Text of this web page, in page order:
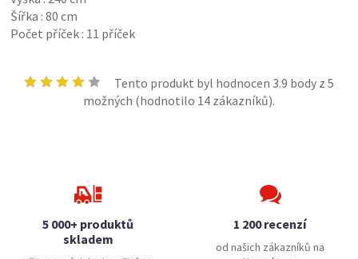
Šířka : 80 cm
Počet příček : 11 příček
Tento produkt byl hodnocen 3.9 body z 5
možných (hodnotilo 14zákazníků).
5 000+ produktů
skladem
1 200 recenzí
od našich zákazníků na